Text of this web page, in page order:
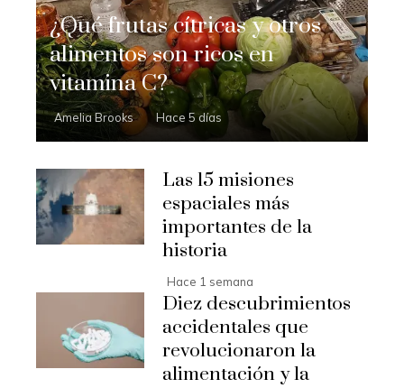
¿Qué frutas cítricas y otros
alimentos son ricos en
vitamina C?
Amelia Brooks Hace 5 días
Las 15 misiones
espaciales más
importantes de la
historia
Hace 1 semana
Diez descubrimientos
accidentales que
revolucionaron la
alimentación y la